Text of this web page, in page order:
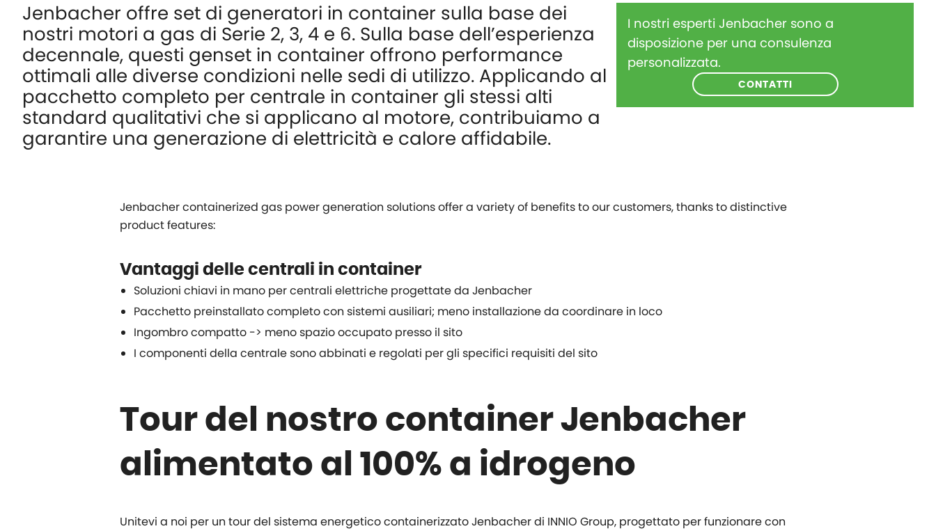
Jenbacher offre set di generatori in container sulla base dei
nostri motori a gas di Serie 2, 3, 4 e 6. Sulla base dell’esperienza
decennale, questi genset in container offrono performance
ottimali alle diverse condizioni nelle sedi di utilizzo. Applicando al
pacchetto completo per centrale in container gli stessi alti
standard qualitativi che si applicano al motore, contribuiamo a
garantire una generazione di elettricità e calore affidabile.
I nostri esperti Jenbacher sono a
disposizione per una consulenza
personalizzata.
CONTATTI
Jenbacher containerized gas power generation solutions offer a variety of benefits to our customers, thanks to distinctive
product features:
Vantaggi delle centrali in container
Soluzioni chiavi in mano per centrali elettriche progettate da Jenbacher
Pacchetto preinstallato completo con sistemi ausiliari; meno installazione da coordinare in loco
Ingombro compatto -> meno spazio occupato presso il sito
I componenti della centrale sono abbinati e regolati per gli specifici requisiti del sito
Tour del nostro container Jenbacher
alimentato al 100% a idrogeno
Unitevi a noi per un tour del sistema energetico containerizzato Jenbacher di INNIO Group, progettato per funzionare con